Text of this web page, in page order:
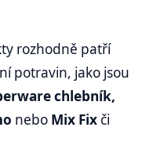
rozhodně patří
potravin, jako jsou
chlebník,
nebo Mix Fix či